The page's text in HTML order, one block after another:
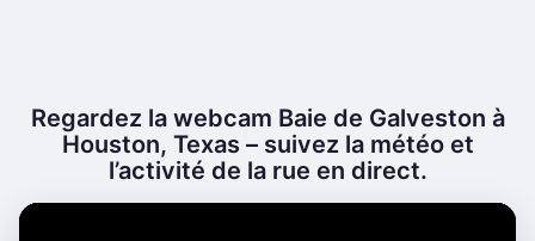
Regardez la webcam Baie de Galveston à
Houston, Texas – suivez la météo et
l’activité de la rue en direct.